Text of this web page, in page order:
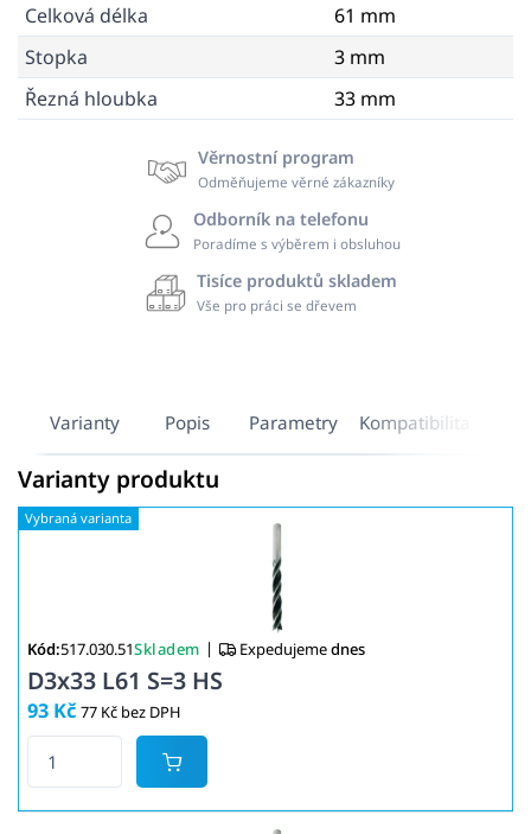
Celková délka
61 mm
Stopka
3 mm
Řezná hloubka
33 mm
Věrnostní program
Odměňujeme věrné zákazníky
Odborník na telefonu
Poradíme s výběrem i obsluhou
Tisíce produktů skladem
Vše pro práci se dřevem
Varianty Popis Parametry Kompatibilita
Varianty produktu
Kód:517.030.51Skladem | Expedujemednes
D3x33 L61 S=3 HS
93 Kč 77 Kč bez DPH